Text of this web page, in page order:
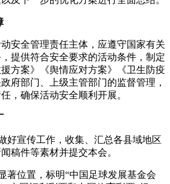
全管理责任主体，应遵守国家有关
提供符合安全要求的活动条件，制定
援方案》《舆情应对方案》《卫生防疫
府部门、上级主管部门的监督管理，
，确保活动安全顺利开展。
宣传工作，收集、汇总各县域地区
稿件等素材并提交本会。
位置，标明“中国足球发展基金会